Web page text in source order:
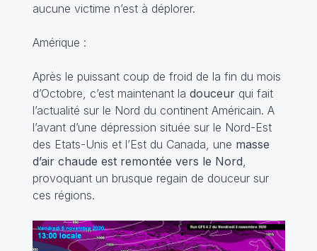
aucune victime n’est à déplorer.
Amérique :
Après le puissant coup de froid de la fin du mois
d’Octobre, c’est maintenant la douceurqui fait
l’actualité sur le Nord du continent Américain. A
l’avant d’une dépression située sur le Nord-Est
des Etats-Unis et l’Est du Canada, une masse
d’air chaude est remontée vers le Nord
provoquant un brusque regain de douceur sur
ces régions.